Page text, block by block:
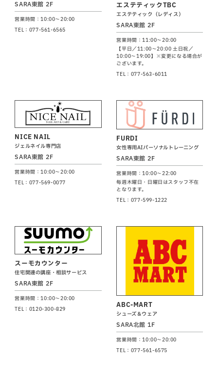
SARA東館 2F
営業時間：10:00～20:00
TEL：077-561-6565
エステティックTBC
エステティック（レディス）
SARA東館 2F
営業時間：11:00～20:00
【平日／11:00～20:00 土日祝／
10:00～19:00】※変更になる場合が
ございます。
TEL：077-563-6011
NICE NAIL
ジェルネイル専門店
SARA東館 2F
営業時間：10:00～20:00
TEL：077-569-0077
FURDI
女性専用AIパーソナルトレーニング
SARA東館 2F
営業時間：10:00～22:00
毎週木曜日・日曜日はスタッフ不在
となります。
TEL：077-599-1222
スーモカウンター
住宅関連の講座・相談サービス
SARA東館 2F
営業時間：10:00～20:00
TEL：0120-300-829
ABC-MART
シューズ＆ウェア
SARA北館 1F
営業時間：10:00～20:00
TEL：077-561-6575